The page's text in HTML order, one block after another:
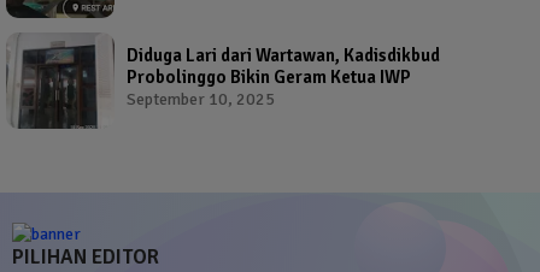
Diduga Lari dari Wartawan, Kadisdikbud
Probolinggo Bikin Geram Ketua IWP
September 10, 2025
PILIHAN EDITOR